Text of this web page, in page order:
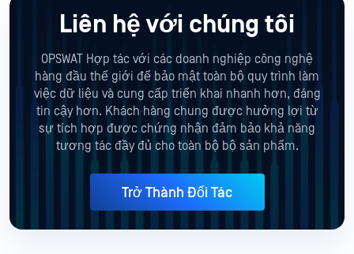
Liên hệ với chúng tôi
OPSWAT Hợp tác với các doanh nghiệp công nghệ
hàng đầu thế giới để bảo mật toàn bộ quy trình làm
việc dữ liệu và cung cấp triển khai nhanh hơn, đáng
tin cậy hơn. Khách hàng chung được hưởng lợi từ
sự tích hợp được chứng nhận đảm bảo khả năng
tương tác đầy đủ cho toàn bộ bộ sản phẩm.
Trở Thành Đối Tác